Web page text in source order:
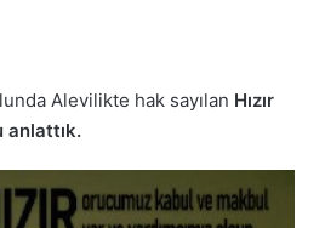
Alevilikte hak sayılan Hızır
anlattık.